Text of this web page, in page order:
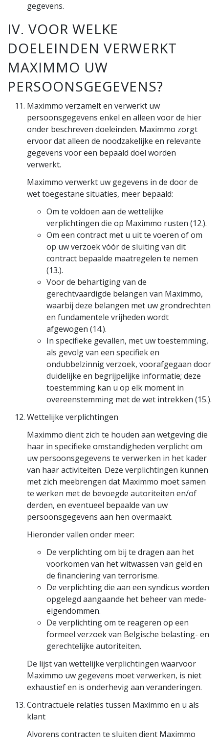
gegevens.
IV. VOOR WELKE
DOELEINDEN VERWERKT
MAXIMMO UW
PERSOONSGEGEVENS?
Maximmo verzamelt en verwerkt uw
persoonsgegevens enkel en alleen voor de hier
onder beschreven doeleinden. Maximmo zorgt
ervoor dat alleen de noodzakelijke en relevante
gegevens voor een bepaald doel worden
verwerkt.
Maximmo verwerkt uw gegevens in de door de
wet toegestane situaties, meer bepaald:
Om te voldoen aan de wettelijke
verplichtingen die op Maximmo rusten (12.).
Om een contract met u uit te voeren of om
op uw verzoek vóór de sluiting van dit
contract bepaalde maatregelen te nemen
(13.).
Voor de behartiging van de
gerechtvaardigde belangen van Maximmo,
waarbij deze belangen met uw grondrechten
en fundamentele vrijheden wordt
afgewogen (14.).
In specifieke gevallen, met uw toestemming,
als gevolg van een specifiek en
ondubbelzinnig verzoek, voorafgegaan door
duidelijke en begrijpelijke informatie; deze
toestemming kan u op elk moment in
overeenstemming met de wet intrekken (15.).
Wettelijke verplichtingen
Maximmo dient zich te houden aan wetgeving die
haar in specifieke omstandigheden verplicht om
uw persoonsgegevens te verwerken in het kader
van haar activiteiten. Deze verplichtingen kunnen
met zich meebrengen dat Maximmo moet samen
te werken met de bevoegde autoriteiten en/of
derden, en eventueel bepaalde van uw
persoonsgegevens aan hen overmaakt.
Hieronder vallen onder meer:
De verplichting om bij te dragen aan het
voorkomen van het witwassen van geld en
de financiering van terrorisme.
De verplichting die aan een syndicus worden
opgelegd aangaande het beheer van mede-
eigendommen.
De verplichting om te reageren op een
formeel verzoek van Belgische belasting- en
gerechtelijke autoriteiten.
De lijst van wettelijke verplichtingen waarvoor
Maximmo uw gegevens moet verwerken, is niet
exhaustief en is onderhevig aan veranderingen.
Contractuele relaties tussen Maximmo en u als
klant
Alvorens contracten te sluiten dient Maximmo